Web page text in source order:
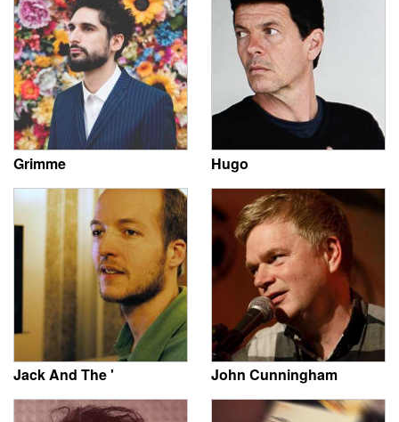
Grimme Hugo
Jack And The ' John Cunningham